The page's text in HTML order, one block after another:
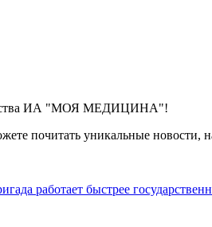
ИА "МОЯ МЕДИЦИНА"!
почитать уникальные новости,
работает быстрее